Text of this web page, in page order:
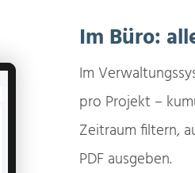
Im Büro:
Im
pro Projekt –
Zeitraum filtern,
PDF ausgeben.